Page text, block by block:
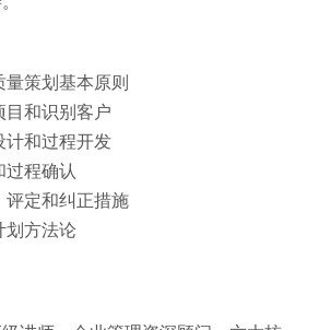
策划基本原则
目和识别客户
计和过程开发
过程确认
评定和纠正措施
划方法论